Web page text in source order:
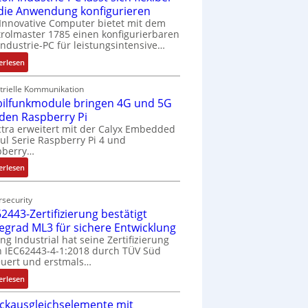
Anwendung konfigurieren
Computer bietet mit dem
1785 einen konfigurierbaren
PC für leistungsintensive…
:
1
9
-
Z
o
l
l
-
I
d
u
s
t
r
i
e
Kommunikation
bringen 4G und 5G
Raspberry Pi
erweitert mit der Calyx Embedded
Serie Raspberry Pi 4 und
:
M
b
i
l
f
u
n
k
Zertifizierung bestätigt
ML3 für sichere Entwicklung
Industrial hat seine Zertifizierung
IEC62443-4-1:2018 durch TÜV Süd
und erstmals…
:
I
E
mit